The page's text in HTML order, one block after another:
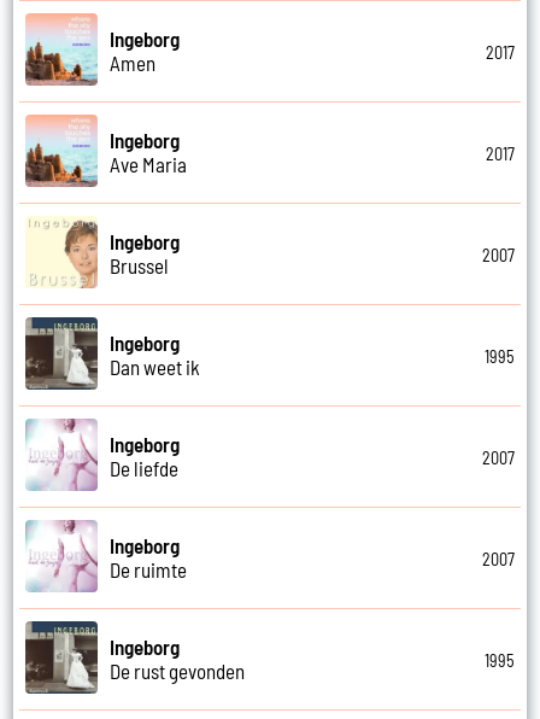
Ingeborg
Amen
2017
Ingeborg
Ave Maria
2017
Ingeborg
Brussel
2007
Ingeborg
Dan weet ik
1995
Ingeborg
De liefde
2007
Ingeborg
De ruimte
2007
Ingeborg
De rust gevonden
1995